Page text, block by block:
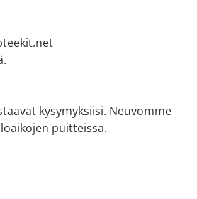
kysymyksiisi. Neuvomme
puitteissa.